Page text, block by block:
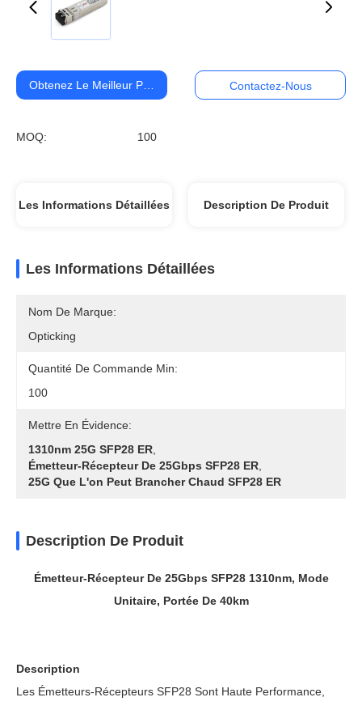
MOQ: 100
Obtenez Le Meilleur Prix Contactez-Nous
Les Informations Détaillées Description De Produit
Les Informations Détaillées
Nom De Marque:
Opticking
Quantité De Commande Min:
100
Mettre En Évidence:
1310nm 25G SFP28 ER
Émetteur-Récepteur De 25Gbps SFP28 ER
25G Que L'on Peut Brancher Chaud SFP28 ER
Description De Produit
Émetteur-Récepteur De 25Gbps SFP28 1310nm, Mode
Unitaire, Portée De 40km
Description
Les Émetteurs-Récepteurs SFP28 Sont Haute Performance,